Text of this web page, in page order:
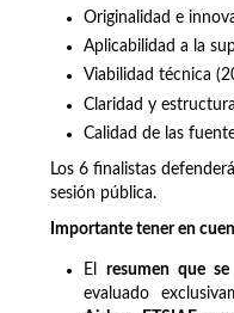
Originalidad e
Aplicabilidad a la
Viabilidad técnica
Claridad y
Calidad de las
Los 6 finalistas
sesión pública.
Importante tener en
El resumen que
evaluado